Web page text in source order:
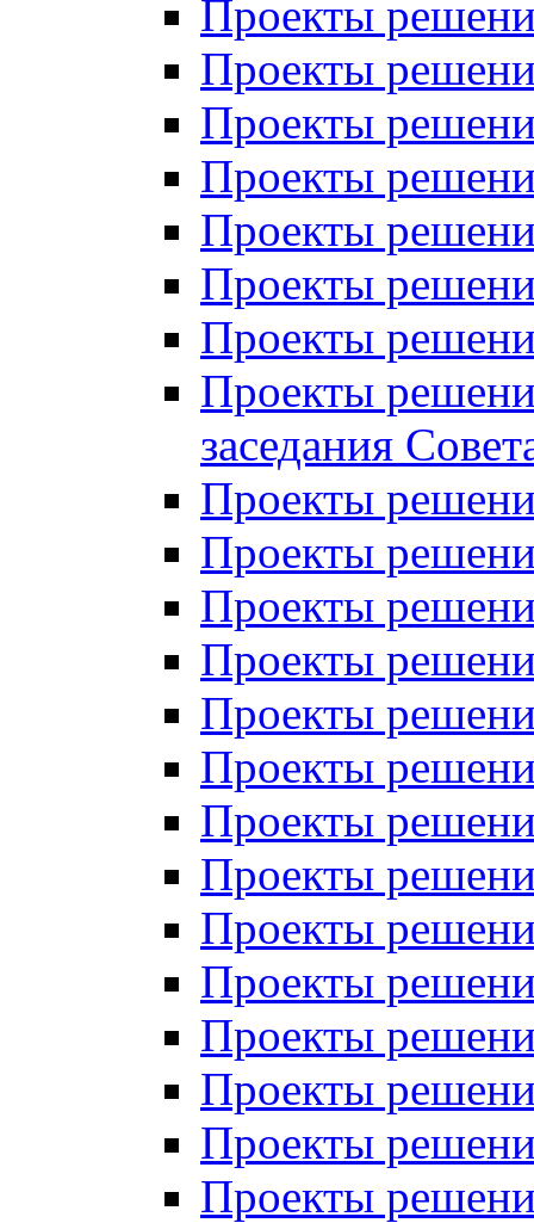
Проекты
Проекты
Проекты
Проекты
Проекты
Проекты
Проекты
Проекты
заседания
Проекты
Проекты
Проекты
Проекты
Проекты
Проекты
Проекты
Проекты
Проекты
Проекты
Проекты
Проекты
Проекты
Проекты